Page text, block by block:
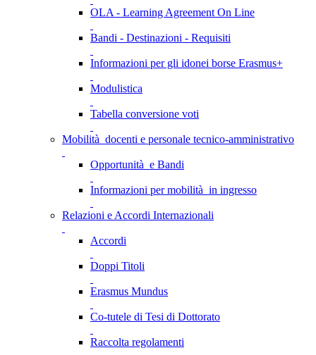
OLA - Learning Agreement On Line
Bandi - Destinazioni - Requisiti
Informazioni per gli idonei borse Erasmus+
Modulistica
Tabella conversione voti
Mobilità docenti e personale tecnico-amministrativo
Opportunità e Bandi
Informazioni per mobilità in ingresso
Relazioni e Accordi Internazionali
Accordi
Doppi Titoli
Erasmus Mundus
Co-tutele di Tesi di Dottorato
Raccolta regolamenti